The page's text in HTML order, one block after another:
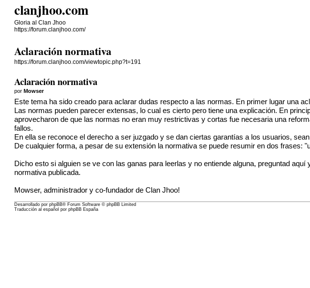
clanjhoo.com
Gloria al Clan Jhoo
https://forum.clanjhoo.com/
Aclaración normativa
https://forum.clanjhoo.com/viewtopic.php?t=191
Aclaración normativa
porMowser
Este tema ha sido creado para aclarar dudas respecto a las normas. En primer lugar una
Las normas pueden parecer extensas, lo cual es cierto pero tiene una explicación. En
aprovecharon de que las normas no eran muy restrictivas y cortas fue necesaria una
fallos.
En ella se reconoce el derecho a ser juzgado y se dan ciertas garantías a los usuarios,
De cualquier forma, a pesar de su extensión la normativa se puede resumir en dos frases:
Dicho esto si alguien se ve con las ganas para leerlas y no entiende alguna, preguntad
normativa publicada.
Mowser, administrador y co-fundador de Clan Jhoo!
Desarrollado porphpBB® Forum Software © phpBB Limited
Traducción al español porphpBB España